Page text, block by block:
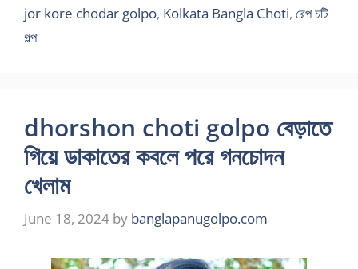
jor kore chodar golpo, Kolkata Bangla Choti, রেপ চটি
গল্প
dhorshon choti golpo বেড়াতে
গিয়ে ডাকাতের কবলে পরে গনচোদন
খেলাম
June 18, 2024 by banglapanugolpo.com